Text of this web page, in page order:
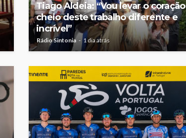
Tiago Aldeia: “Vou levar o coração
cheio deste trabalho diferente e
incrível”
Rádio Sintonia 1 dia atrás